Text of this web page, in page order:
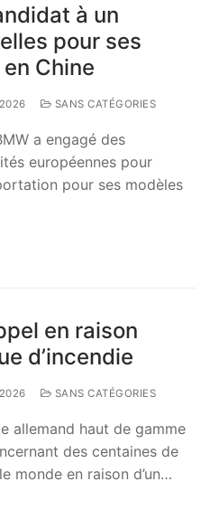
à un
pour ses
Chine
SANS CATÉGORIES
a engagé des
européennes pour
pour ses modèles
en raison
d’incendie
SANS CATÉGORIES
allemand haut de gamme
des centaines de
monde en raison d’un…